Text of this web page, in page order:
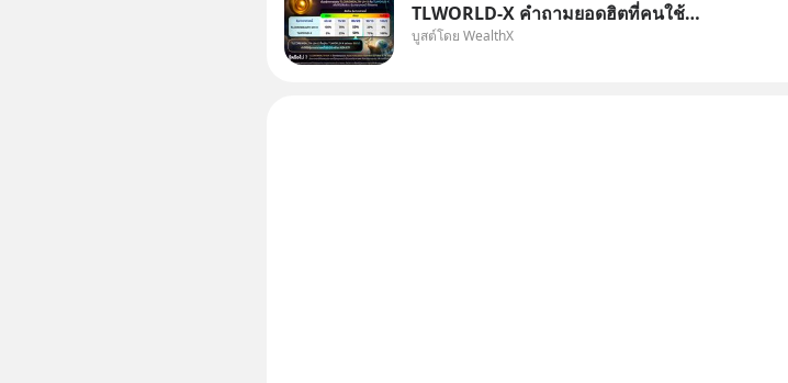
TLWORLD-X คำถามยอดฮิตที่คนใช้
WealthX ถามเข้ามา
บูสต์โดย WealthX